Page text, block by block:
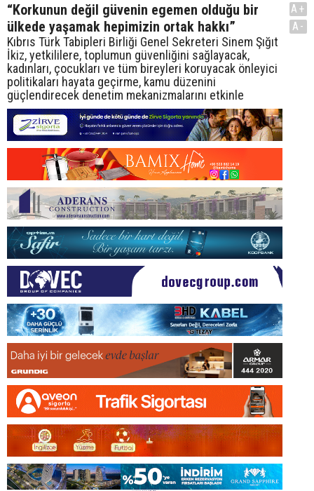
“Korkunun değil güvenin egemen olduğu bir
ülkede yaşamak hepimizin ortak hakkı”
Kıbrıs Türk Tabipleri Birliği Genel Sekreteri Sinem Şığıt
İkiz, yetkililere, toplumun güvenliğini sağlayacak,
kadınları, çocukları ve tüm bireyleri koruyacak önleyici
politikaları hayata geçirme, kamu düzenini
güçlendirecek denetim mekanizmalarını etkinle
A+
A-